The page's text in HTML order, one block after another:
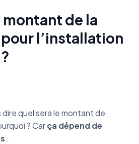
montant de la
pour l’installation
dire quel sera le montant de
? Carça dépend de
: